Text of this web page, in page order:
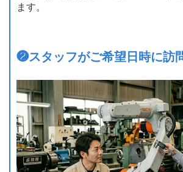
ます。
❷スタッフがご希望日時に訪